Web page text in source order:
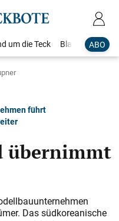
ABO
um die Teck Blaulicht
führt
übernimmt
Das südkoreanische